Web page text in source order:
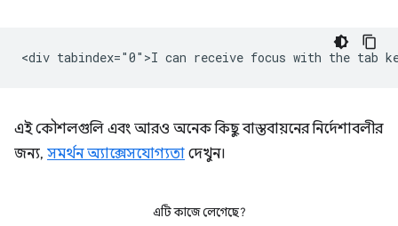
এই কৌশলগুলি এবং আরও অনেক কিছু বাস্তবায়নের নির্দেশাবলীর
জন্য, সমর্থন অ্যাক্সেসযোগ্যতা দেখুন।
এটি কাজে লেগেছে?